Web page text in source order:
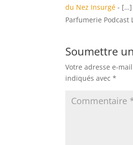
du Nez Insurgé - […]
Parfumerie Podcast
Soumettre
Votre adresse e-
indiqués avec*